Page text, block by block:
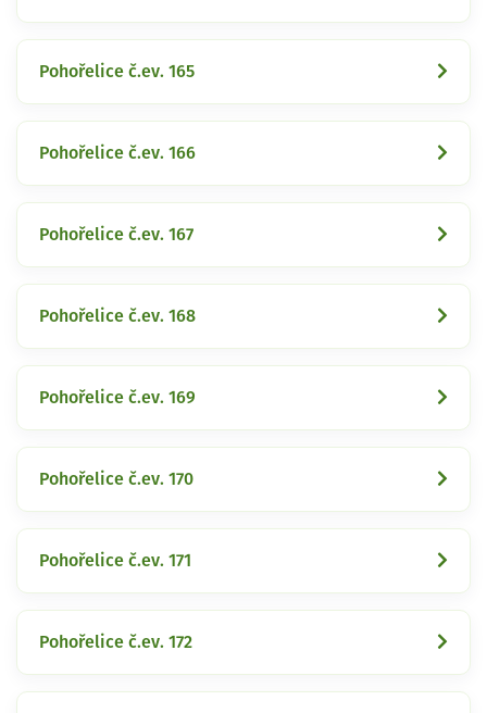
Pohořelice č.ev. 165
Pohořelice č.ev. 166
Pohořelice č.ev. 167
Pohořelice č.ev. 168
Pohořelice č.ev. 169
Pohořelice č.ev. 170
Pohořelice č.ev. 171
Pohořelice č.ev. 172